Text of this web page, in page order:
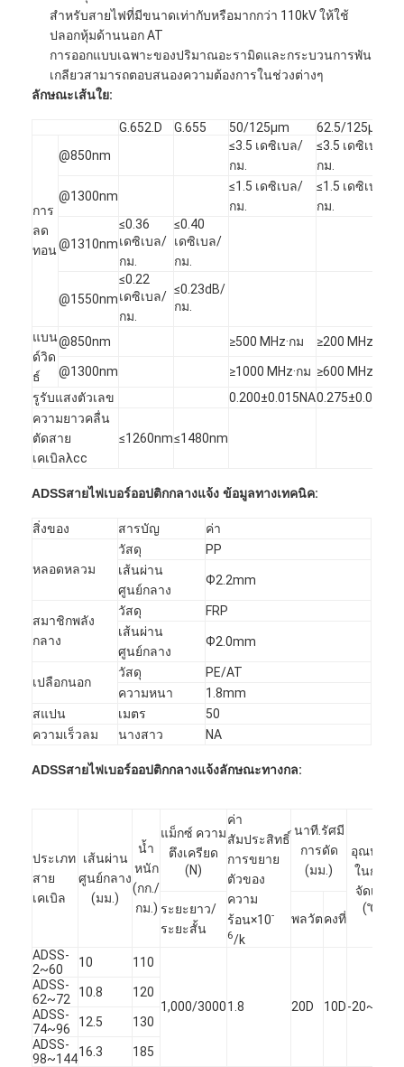
ทัวร์โรงงาน
ควบคุมคุณภาพ
ติดต่อเรา
MPO MTP
WDM MUX DEMUX
แยก PLC ไฟเบอร์ออปติก
สายไฟเบอร์ออปติก
Patchcord ไฟเบอร์ออปติก
ผมเปียไฟเบอร์ออปติก
อะแดปเตอร์ใยแก้วนำแสง
ช่องเสียบสายไฟเบอร์ออปติก
ลดทอนใยแก้วนำแสง
กล่องเลิกจ้างไฟเบอร์ออปติก
แผงแพทช์ไฟเบอร์ออปติก
โมดูลรับส่งสัญญาณแสง
ไฟเบอร์ออปติก Media Converter
สวิตช์ไฟเบอร์อีเธอร์เน็ต
PM และส่วนประกอบกำลังสูง
สำหรับสายไฟที่มีขนาดเท่ากับหรือมากกว่า 110kV ให้ใช้
ปลอกหุ้มด้านนอก AT
การออกแบบเฉพาะของปริมาณอะรามิดและกระบวนการพัน
เกลียวสามารถตอบสนองความต้องการในช่วงต่างๆ
ลักษณะเส้นใย:
G.652.D G.655 50/125μm 62.5/125μm
การ
ลด
ทอน
@850nm
≤3.5 เดซิเบล/
กม.
≤3.5 เดซิเบล/
กม.
@1300nm
≤1.5 เดซิเบล/
กม.
≤1.5 เดซิเบล/
กม.
@1310nm
≤0.36
เดซิเบล/
กม.
≤0.40
เดซิเบล/
กม.
@1550nm
≤0.22
เดซิเบล/
กม.
≤0.23dB/
กม.
แบน
ด์วิด
ธ์
@850nm ≥500 MHz·กม ≥200 MHz·กม
@1300nm ≥1000 MHz·กม ≥600 MHz·กม
รูรับแสงตัวเลข
0.200±0.015NA0.275±0.015NA
ความยาวคลื่น
ตัดสาย
เคเบิลλcc
≤1260nm≤1480nm
ADSSสายไฟเบอร์ออปติกกลางแจ้ง ข้อมูลทางเทคนิค:
สิ่งของ สารบัญ ค่า
หลอดหลวม
วัสดุ
PP
เส้นผ่าน
ศูนย์กลาง
Ф2.2mm
สมาชิกพลัง
กลาง
วัสดุ
FRP
เส้นผ่าน
ศูนย์กลาง
Ф2.0mm
เปลือกนอก
วัสดุ
PE/AT
ความหนา
1.8mm
สแปน
เมตร
50
ความเร็วลม
นางสาว NA
ADSSสายไฟเบอร์ออปติกกลางแจ้งลักษณะทางกล:
ประเภท
สาย
เคเบิล
เส้นผ่าน
ศูนย์กลาง
(มม.)
น้ำ
หนัก
(กก./
กม.)
แม็กซ์ ความ
ตึงเครียด
(N)
ค่า
สัมประสิทธิ์
การขยาย
ตัวของ
ความ
ร้อน×10-
6/k
นาที.รัศมี
การดัด
(มม.)
อุณหภูมิ
ในการ
จัดเก็บ
(℃)
ระยะยาว/
ระยะสั้น
พลวัตคงที่
ADSS-
2~60
10 110
1,000/30001.8 20D 10D-20~+70
ADSS-
62~72
10.8
120
ADSS-
74~96
12.5
130
ADSS-
98~14416.3 185